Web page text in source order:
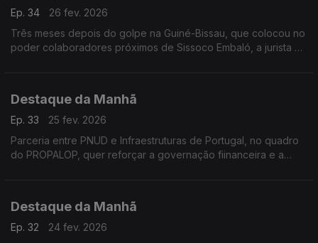
Ep. 34
26 fev. 2026
Três meses depois do golpe na Guiné-Bissau, que colocou no
poder colaboradores próximos de Sissoco Embaló, a jurista e
Destaque da Manhã
Ep. 33
25 fev. 2026
Parceria entre PNUD e Infraestruturas de Portugal, no quadro
do PROPALOP, quer reforçar a governação fiinanceira e a
Destaque da Manhã
Ep. 32
24 fev. 2026